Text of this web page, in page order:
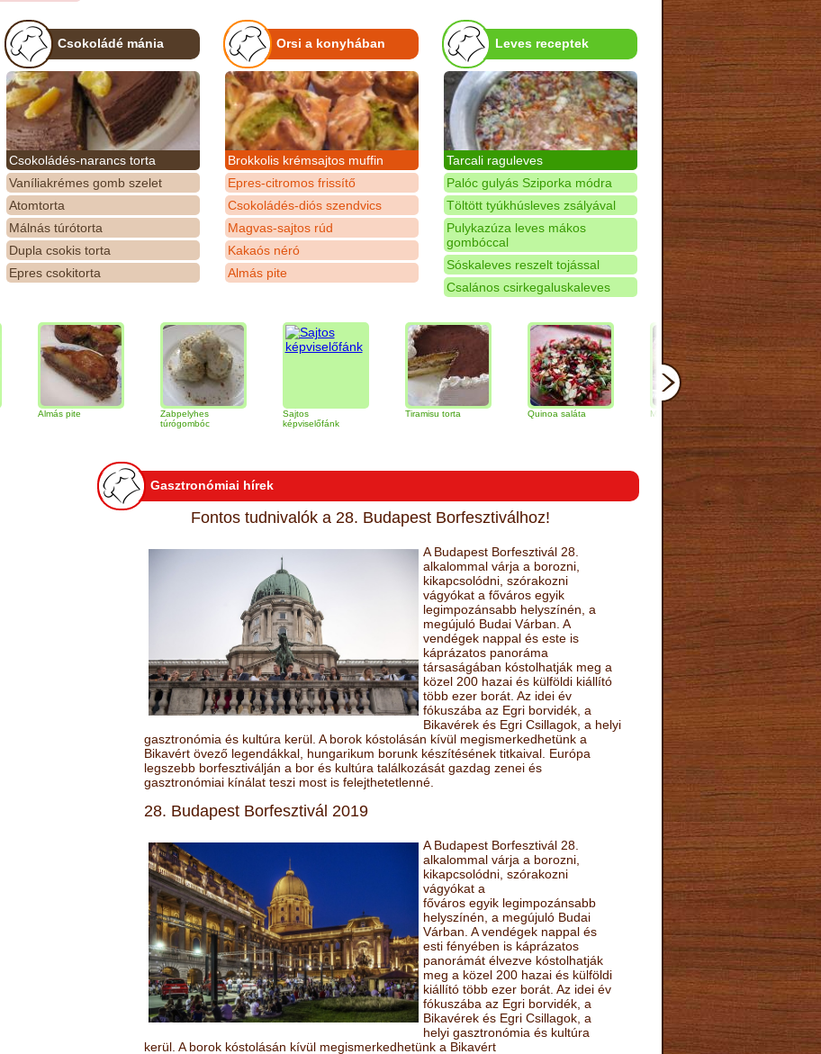
Csokoládé mánia
Csokoládés-narancs torta
Vaníliakrémes gomb szelet
Atomtorta
Málnás túrótorta
Dupla csokis torta
Epres csokitorta
Orsi a konyhában
Brokkolis krémsajtos muffin
Epres-citromos frissítő
Csokoládés-diós szendvics
Magvas-sajtos rúd
Kakaós néró
Almás pite
Leves receptek
Tarcali raguleves
Palóc gulyás Sziporka módra
Töltött tyúkhúsleves zsályával
Pulykazúza leves mákos
gombóccal
Sóskaleves reszelt tojással
Csalános csirkegaluskaleves
Almás pite
Zabpelyhes
túrógombóc
képviselőfánk
Tiramisu torta Quinoa saláta Mandulás kifli
Gasztronómiai hírek
Fontos tudnivalók a 28. Budapest Borfesztiválhoz!
A Budapest Borfesztivál 28.
alkalommal várja a borozni,
kikapcsolódni, szórakozni
vágyókat a főváros egyik
legimpozánsabb helyszínén, a
megújuló Budai Várban. A
vendégek nappal és este is
káprázatos panoráma
társaságában kóstolhatják meg a
közel 200 hazai és külföldi kiállító
több ezer borát. Az idei év
fókuszába az Egri borvidék, a
Bikavérek és Egri Csillagok, a helyi
gasztronómia és kultúra kerül. A borok kóstolásán kívül megismerkedhetünk a
Bikavért övező legendákkal, hungarikum borunk készítésének titkaival. Európa
legszebb borfesztiválján a bor és kultúra találkozását gazdag zenei és
gasztronómiai kínálat teszi most is felejthetetlenné.
28. Budapest Borfesztivál 2019
A Budapest Borfesztivál 28.
alkalommal várja a borozni,
kikapcsolódni, szórakozni
vágyókat a
főváros egyik legimpozánsabb
helyszínén, a megújuló Budai
Várban. A vendégek nappal és
esti fényében is káprázatos
panorámát élvezve kóstolhatják
meg a közel 200 hazai és külföldi
kiállító több ezer borát. Az idei év
fókuszába az Egri borvidék, a
Bikavérek és Egri Csillagok, a
helyi gasztronómia és kultúra
kerül. A borok kóstolásán kívül megismerkedhetünk a Bikavért